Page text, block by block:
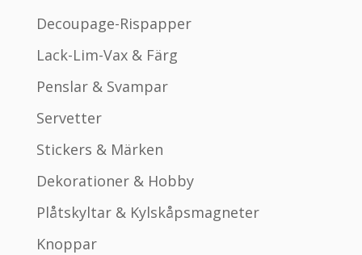
Decoupage-Rispapper
Lack-Lim-Vax & Färg
Penslar & Svampar
Servetter
Stickers & Märken
Dekorationer & Hobby
Plåtskyltar & Kylskåpsmagneter
Knoppar